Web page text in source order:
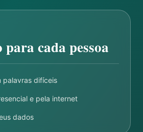
cada pessoa
palavras difíceis
e pela internet
dados